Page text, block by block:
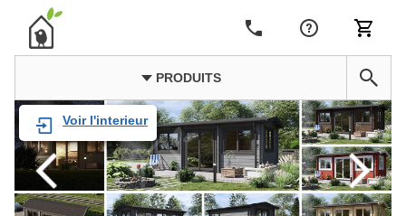
PRODUITS
Voir l'interieur